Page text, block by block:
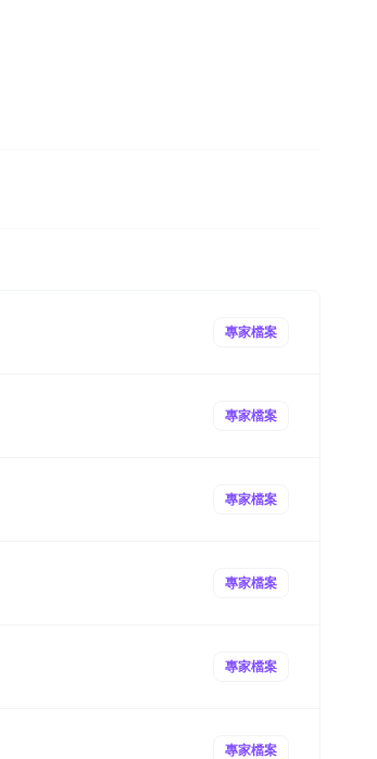
專家檔案
專家檔案
專家檔案
專家檔案
專家檔案
專家檔案